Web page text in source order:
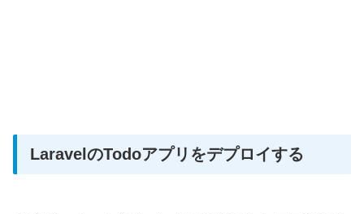
LaravelのTodoアプリをデプロイする